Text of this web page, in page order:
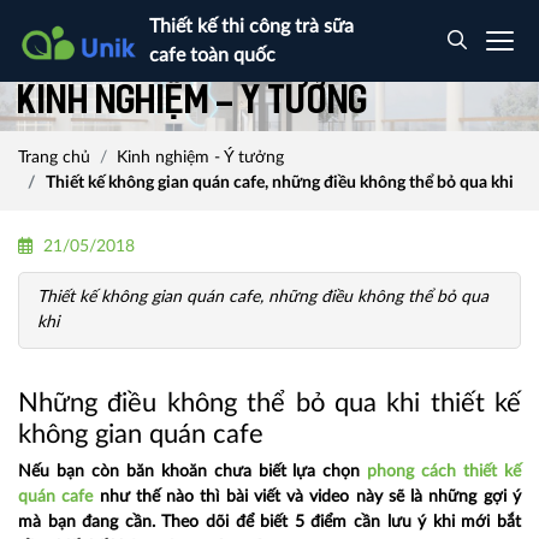
Thiết kế thi công trà sữa
cafe toàn quốc
Kinh nghiệm - Ý tưởng
Trang chủ
Kinh nghiệm - Ý tưởng
Thiết kế không gian quán cafe, những điều không thể bỏ qua khi
21/05/2018
Thiết kế không gian quán cafe, những điều không thể bỏ qua
khi
Những điều không thể bỏ qua khi thiết kế
không gian quán cafe
Nếu bạn còn băn khoăn chưa biết lựa chọn phong cách thiết kế
quán cafenhư thế nào thì bài viết và video này sẽ là những gợi ý
mà bạn đang cần. Theo dõi để biết 5 điểm cần lưu ý khi mới bắt